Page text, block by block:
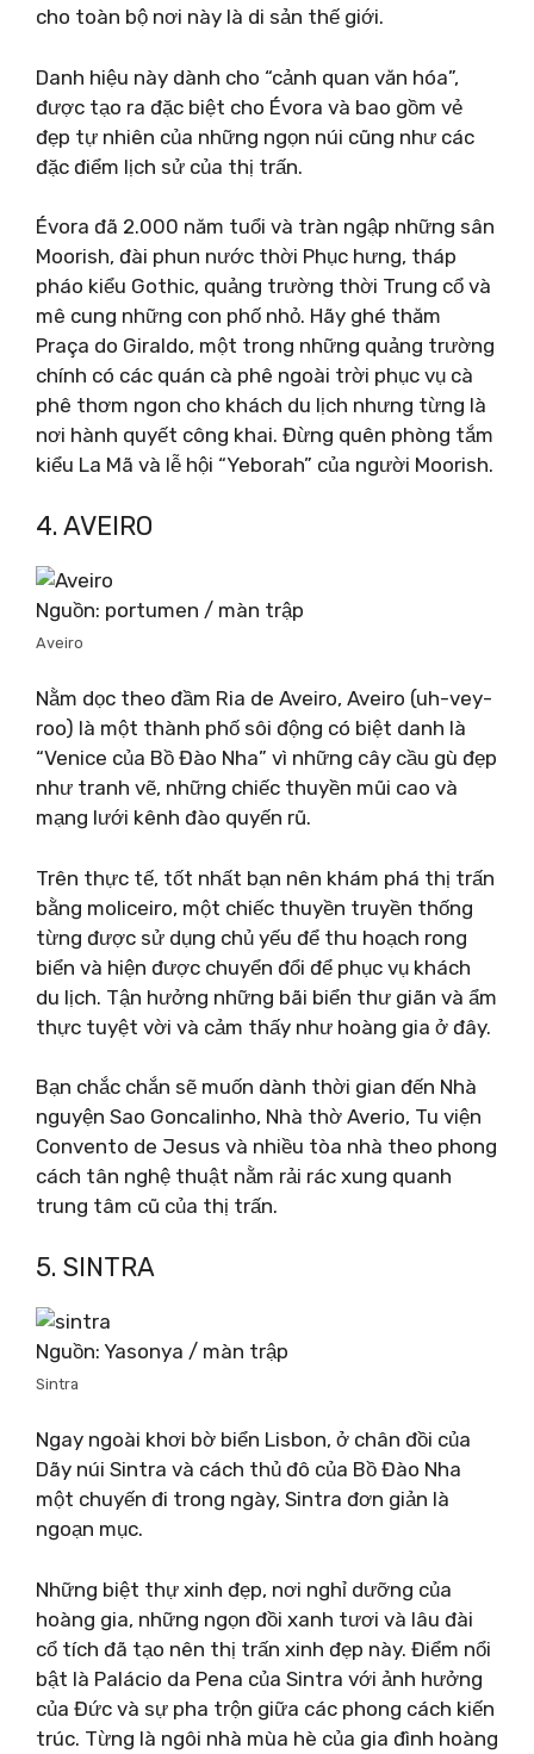
cho toàn bộ nơi này là di sản thế giới.
Danh hiệu này dành cho “cảnh quan văn hóa”,
được tạo ra đặc biệt cho Évora và bao gồm vẻ
đẹp tự nhiên của những ngọn núi cũng như các
đặc điểm lịch sử của thị trấn.
Évora đã 2.000 năm tuổi và tràn ngập những sân
Moorish, đài phun nước thời Phục hưng, tháp
pháo kiểu Gothic, quảng trường thời Trung cổ và
mê cung những con phố nhỏ. Hãy ghé thăm
Praça do Giraldo, một trong những quảng trường
chính có các quán cà phê ngoài trời phục vụ cà
phê thơm ngon cho khách du lịch nhưng từng là
nơi hành quyết công khai. Đừng quên phòng tắm
kiểu La Mã và lễ hội “Yeborah” của người Moorish.
4. AVEIRO
Nguồn: portumen / màn trập
Aveiro
Nằm dọc theo đầm Ria de Aveiro, Aveiro (uh-vey-
roo) là một thành phố sôi động có biệt danh là
“Venice của Bồ Đào Nha” vì những cây cầu gù đẹp
như tranh vẽ, những chiếc thuyền mũi cao và
mạng lưới kênh đào quyến rũ.
Trên thực tế, tốt nhất bạn nên khám phá thị trấn
bằng moliceiro, một chiếc thuyền truyền thống
từng được sử dụng chủ yếu để thu hoạch rong
biển và hiện được chuyển đổi để phục vụ khách
du lịch. Tận hưởng những bãi biển thư giãn và ẩm
thực tuyệt vời và cảm thấy như hoàng gia ở đây.
Bạn chắc chắn sẽ muốn dành thời gian đến Nhà
nguyện Sao Goncalinho, Nhà thờ Averio, Tu viện
Convento de Jesus và nhiều tòa nhà theo phong
cách tân nghệ thuật nằm rải rác xung quanh
trung tâm cũ của thị trấn.
5. SINTRA
Nguồn: Yasonya / màn trập
Sintra
Ngay ngoài khơi bờ biển Lisbon, ở chân đồi của
Dãy núi Sintra và cách thủ đô của Bồ Đào Nha
một chuyến đi trong ngày, Sintra đơn giản là
ngoạn mục.
Những biệt thự xinh đẹp, nơi nghỉ dưỡng của
hoàng gia, những ngọn đồi xanh tươi và lâu đài
cổ tích đã tạo nên thị trấn xinh đẹp này. Điểm nổi
bật là Palácio da Pena của Sintra với ảnh hưởng
của Đức và sự pha trộn giữa các phong cách kiến
​​trúc. Từng là ngôi nhà mùa hè của gia đình hoàng